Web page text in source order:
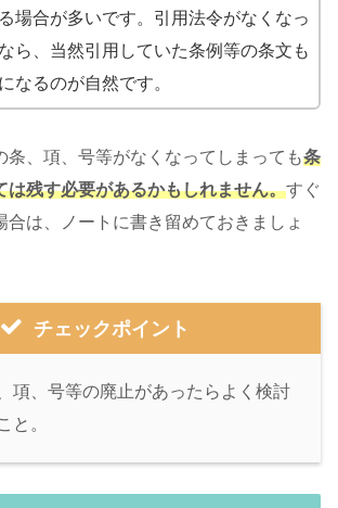
場合が多いです。引用法令がなくなっ
ら、当然引用していた条例等の条文も
なるのが自然です。
、項、号等がなくなってしまっても条
は残す必要があるかもしれません。すぐ
合は、ノートに書き留めておきましょ
チェックポイント
項、号等の廃止があったらよく検討
と。